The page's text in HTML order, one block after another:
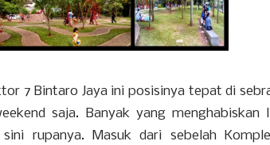
7 Bintaro Jaya ini posisinya tepat di
saja. Banyak yang
rupanya. Masuk dari sebelah